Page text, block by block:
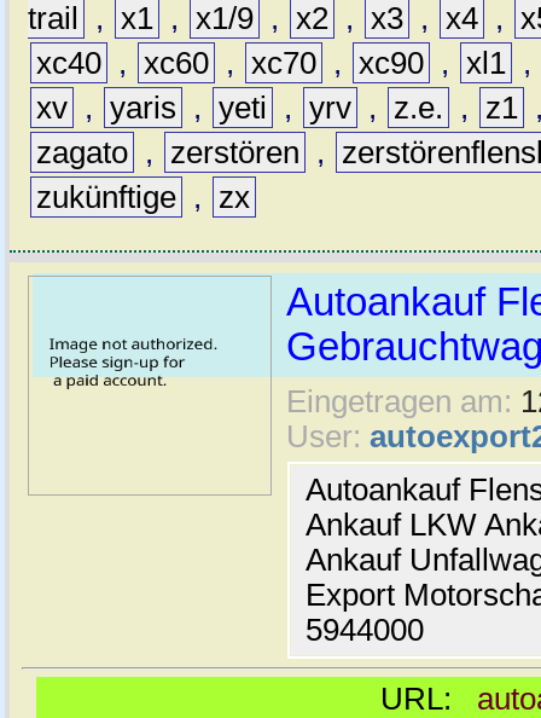
trail
, x1 , x1/9 , x2 , x3 , x4 ,
xc40 , xc60 , xc70 , xc90 , xl1 ,
xv , yaris , yeti , yrv , z.e. , z1
zagato , zerstören ,
zukünftige , zx
Autoankauf
Eingetragen am:
User:
Autoankauf
Ankauf LKW
Ankauf
Export
5944000
URL: